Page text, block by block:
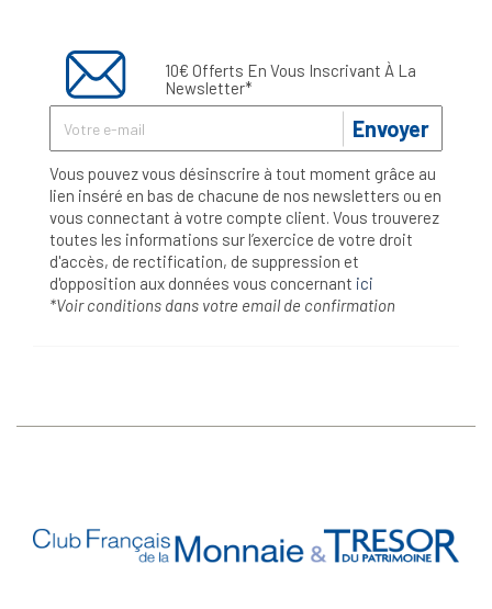
10€ Offerts En Vous Inscrivant À La
Newsletter*
Envoyer
Vous pouvez vous désinscrire à tout moment grâce au
lien inséré en bas de chacune de nos newsletters ou en
vous connectant à votre compte client. Vous trouverez
toutes les informations sur l’exercice de votre droit
d'accès, de rectification, de suppression et
d'opposition aux données vous concernant ici
*Voir conditions dans votre email de confirmation